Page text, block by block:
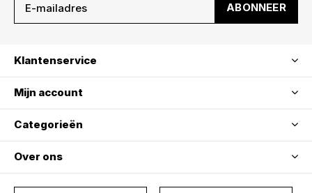
ABONNEER
Klantenservice
Mijn account
Categorieën
Over ons